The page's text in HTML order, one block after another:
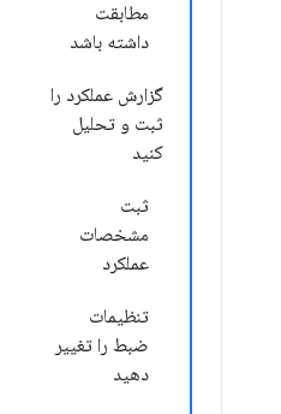
مطابقت
داشته باشد
گزارش عملکرد را
ثبت و تحلیل
کنید
ثبت
مشخصات
عملکرد
تنظیمات
ضبط را تغییر
دهید